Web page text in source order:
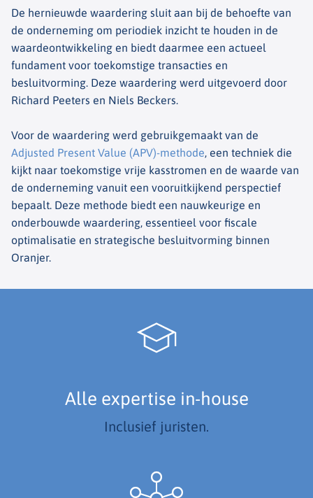
De hernieuwde waardering sluit aan bij de behoefte van
de onderneming om periodiek inzicht te houden in de
waardeontwikkeling en biedt daarmee een actueel
fundament voor toekomstige transacties en
besluitvorming. Deze waardering werd uitgevoerd door
Richard Peeters en Niels Beckers.
Voor de waardering werd gebruikgemaakt van de
Adjusted Present Value (APV)-methode, een techniek die
kijkt naar toekomstige vrije kasstromen en de waarde van
de onderneming vanuit een vooruitkijkend perspectief
bepaalt. Deze methode biedt een nauwkeurige en
onderbouwde waardering, essentieel voor fiscale
optimalisatie en strategische besluitvorming binnen
Oranjer.
Alle expertise in-house
Inclusief juristen.